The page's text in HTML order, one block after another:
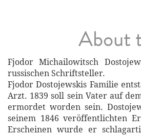
About
Fjodor Michailowitsch
russischen Schriftsteller.
Fjodor Dostojewskis Familie
Arzt. 1839 soll sein Vater auf
ermordet worden sein.
seinem 1846 veröffentlichten
Erscheinen wurde er